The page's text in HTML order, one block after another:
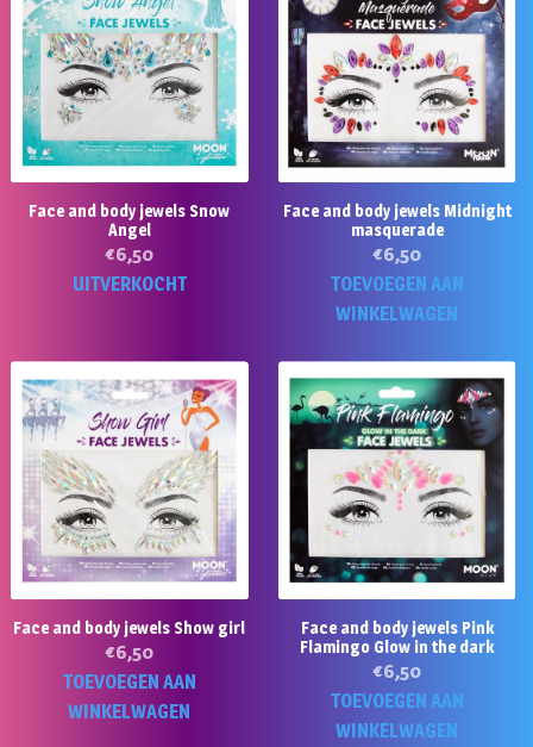
Face and body jewels Snow
Angel
€6,50
UITVERKOCHT
Face and body jewels Midnight
masquerade
€6,50
TOEVOEGEN AAN
WINKELWAGEN
Face and body jewels Show girl
€6,50
TOEVOEGEN AAN
WINKELWAGEN
Face and body jewels Pink
Flamingo Glow in the dark
€6,50
TOEVOEGEN AAN
WINKELWAGEN